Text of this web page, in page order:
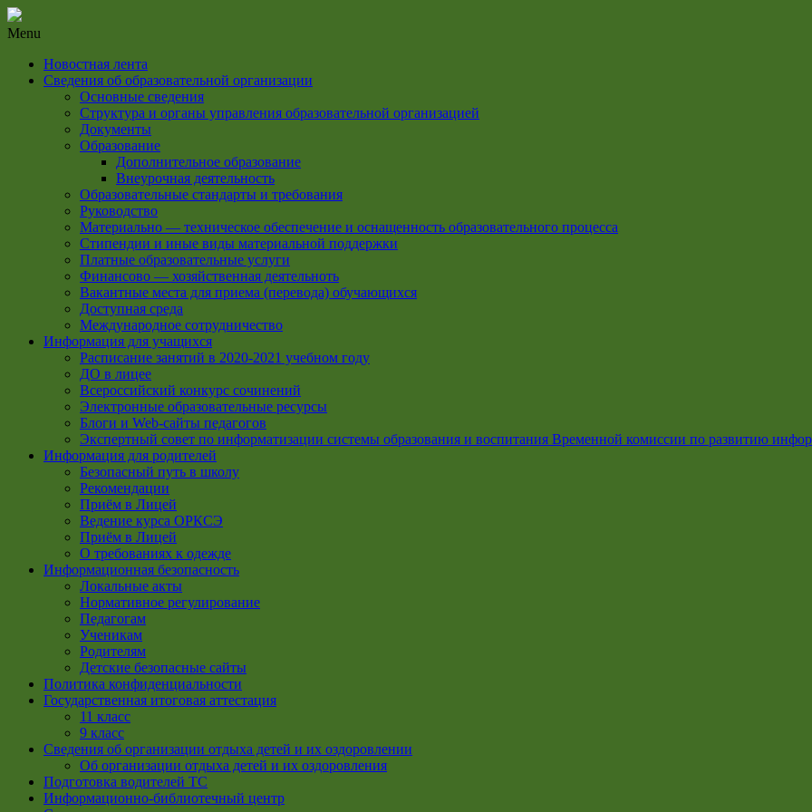
Menu
Новостная лента
Сведения об образовательной организации
Основные сведения
Структура и органы управления образовательной организацией
Документы
Образование
Дополнительное образование
Внеурочная деятельность
Образовательные стандарты и требования
Руководство
Материально — техническое обеспечение и оснащенность образовательного процесса
Стипендии и иные виды материальной поддержки
Платные образовательные услуги
Финансово — хозяйственная деятельноть
Вакантные места для приема (перевода) обучающихся
Доступная среда
Международное сотрудничество
Информация для учащихся
Расписание занятий в 2020-2021 учебном году
ДО в лицее
Всероссийский конкурс сочинений
Электронные образовательные ресурсы
Блоги и Web-сайты педагогов
Экспертный совет по информатизации системы образования и воспитания Временной комиссии по развитию
Информация для родителей
Безопасный путь в школу
Рекомендации
Приём в Лицей
Ведение курса ОРКСЭ
Приём в Лицей
О требованиях к одежде
Информационная безопасность
Локальные акты
Нормативное регулирование
Педагогам
Ученикам
Родителям
Детские безопасные сайты
Политика конфиденциальности
Государственная итоговая аттестация
11 класс
9 класс
Сведения об организации отдыха детей и их оздоровлении
Об организации отдыха детей и их оздоровления
Подготовка водителей ТС
Информационно-библиотечный центр